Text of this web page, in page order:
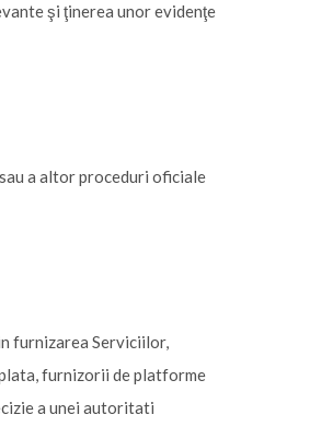
şi ţinerea unor evidenţe
a altor proceduri oficiale
furnizarea Serviciilor,
furnizorii de platforme
a unei autoritati